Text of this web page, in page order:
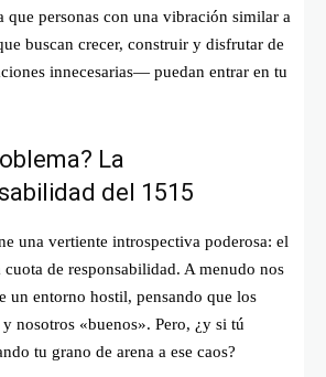
que personas con una vibración similar a
buscan crecer, construir y disfrutar de
innecesarias— puedan entrar en tu
La
del 1515
una vertiente introspectiva poderosa: el
de responsabilidad. A menudo nos
un entorno hostil, pensando que los
nosotros «buenos». Pero, ¿y si tú
tu grano de arena a ese caos?